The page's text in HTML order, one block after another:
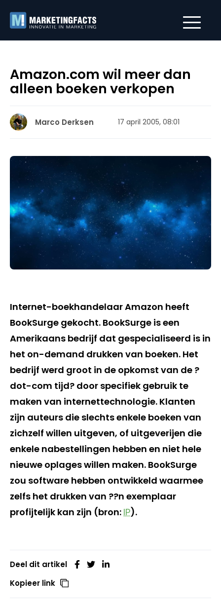
Amazon.com wil meer dan
alleen boeken verkopen
Marco Derksen 17 april 2005, 08:01
Internet-boekhandelaar Amazon heeft
BookSurge gekocht. BookSurge is een
Amerikaans bedrijf dat gespecialiseerd is in
het on-demand drukken van boeken. Het
bedrijf werd groot in de opkomst van de ?
dot-com tijd? door specifiek gebruik te
maken van internettechnologie. Klanten
zijn auteurs die slechts enkele boeken van
zichzelf willen uitgeven, of uitgeverijen die
enkele nabestellingen hebben en niet hele
nieuwe oplages willen maken. BookSurge
zou software hebben ontwikkeld waarmee
zelfs het drukken van ??n exemplaar
profijtelijk kan zijn (bron: IP).
Deel dit artikel
Kopieer link